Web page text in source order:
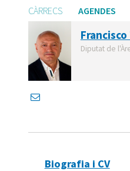
CÀRRECS AGENDES
Diputat de
Biografia i CV